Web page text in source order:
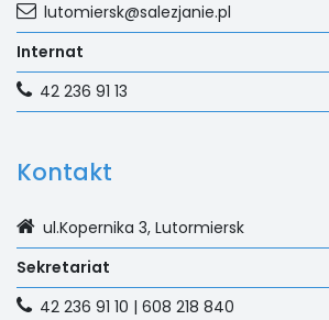
Kontakt
ul.Kopernika 3, Lutormiersk
Sekretariat
42 236 91 10 | 608 218 840
lutomiersk@salezjanie.pl
Internat
42 236 91 13